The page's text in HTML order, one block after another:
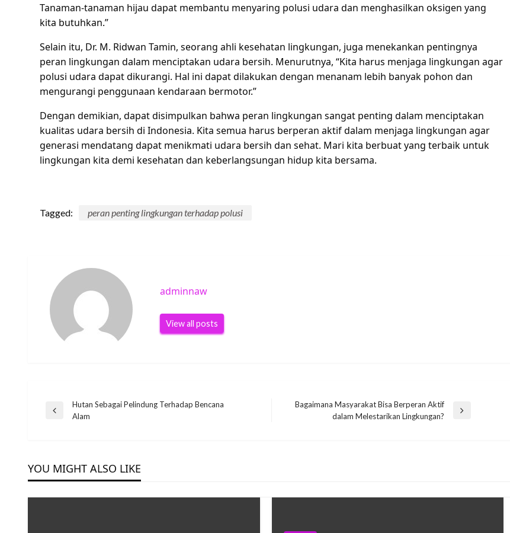
Tanaman-tanaman hijau dapat membantu menyaring polusi udara dan menghasilkan oksigen yang
kita butuhkan.”
Selain itu, Dr. M. Ridwan Tamin, seorang ahli kesehatan lingkungan, juga menekankan pentingnya
peran lingkungan dalam menciptakan udara bersih. Menurutnya, “Kita harus menjaga lingkungan agar
polusi udara dapat dikurangi. Hal ini dapat dilakukan dengan menanam lebih banyak pohon dan
mengurangi penggunaan kendaraan bermotor.”
Dengan demikian, dapat disimpulkan bahwa peran lingkungan sangat penting dalam menciptakan
kualitas udara bersih di Indonesia. Kita semua harus berperan aktif dalam menjaga lingkungan agar
generasi mendatang dapat menikmati udara bersih dan sehat. Mari kita berbuat yang terbaik untuk
lingkungan kita demi kesehatan dan keberlangsungan hidup kita bersama.
Tagged: peran penting lingkungan terhadap polusi
adminnaw
View all posts
Post
Previous
Hutan Sebagai Pelindung Terhadap Bencana
Alam
Bagaimana Masyarakat Bisa Berperan Aktif
dalam Melestarikan Lingkungan?
YOU MIGHT ALSO LIKE